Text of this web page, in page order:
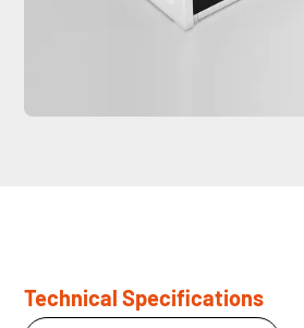
Technical Specifications